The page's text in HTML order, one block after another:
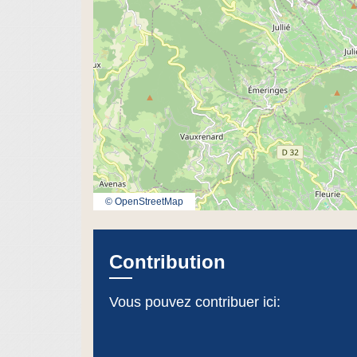
© OpenStreetMap
Contribution
Vous pouvez contribuer ici: